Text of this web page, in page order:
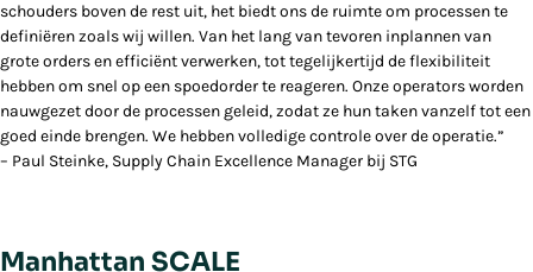
schouders boven de rest uit, het biedt ons de ruimte om processen te
definiëren zoals wij willen. Van het lang van tevoren inplannen van
grote orders en efficiënt verwerken, tot tegelijkertijd de flexibiliteit
hebben om snel op een spoedorder te reageren. Onze operators worden
nauwgezet door de processen geleid, zodat ze hun taken vanzelf tot een
goed einde brengen. We hebben volledige controle over de operatie.”
– Paul Steinke, Supply Chain Excellence Manager bij STG
Manhattan SCALE